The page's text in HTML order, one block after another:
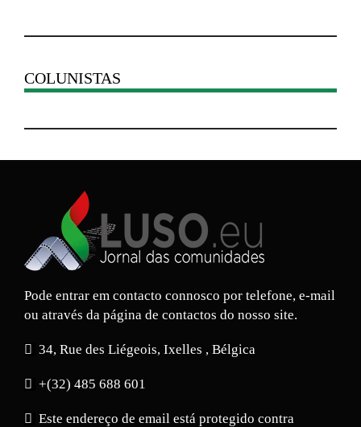
COLUNISTAS
Pode entrar em contacto connosco por telefone, e-mail
ou através da página de contactos do nosso site.
34, Rue des Liégeois, Ixelles , Bélgica
+(32) 485 688 601
Este endereço de email está protegido contra